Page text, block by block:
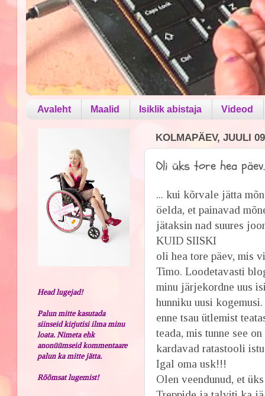
Avaleht Maalid Isiklik abistaja Videod
KOLMAPÄEV, JUULI
Oli üks tore hea
... kui kõrvale jätta
öelda, et painavad
jätaksin nad suures
KUID SIISKI
oli hea tore päev, mis
Timo. Loodetavasti
minu järjekordne uus
hunniku uusi
enne tsau ütlemist
teada, mis tunne see
kardavad ratastooli
Igal oma usk!!!
Olen veendunud, et
Head lugejad!
Palun mitte kasutada
siinseid kirjutisi ilma minu
loata. Nimeta ehk
anonüümseid kommentaare
palun ka mitte jätta.
Rõõmsat lugemist!